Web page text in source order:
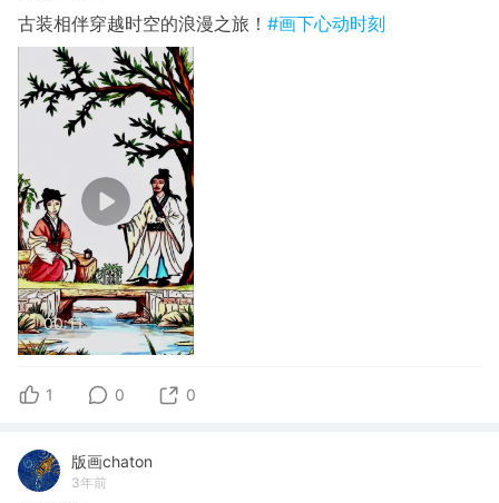
古装相伴穿越时空的浪漫之旅！ #画下心动时刻
00:11
1 0 0
版画chaton
3年前